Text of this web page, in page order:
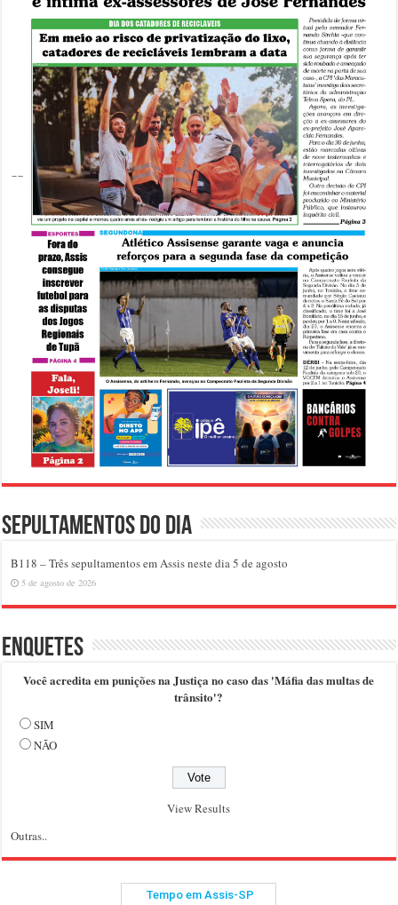
Sepultamentos do dia
B118 – Três sepultamentos em Assis neste dia 5 de agosto
5 de agosto de 2026
Enquetes
Você acredita em punições na Justiça no caso das 'Máfia das multas de
trânsito'?
SIM
NÃO
View Results
Outras..